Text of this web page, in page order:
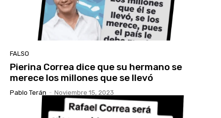
FALSO
Pierina Correa dice que su hermano se
merece los millones que se llevó
Pablo Terán - Noviembre 15, 2023